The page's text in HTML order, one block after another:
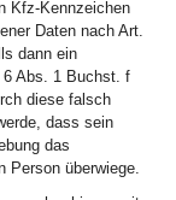
Kfz-Kennzeichen
Daten nach Art.
dann ein
6 Abs. 1 Buchst. f
diese falsch
dass sein
das
Person überwiege.